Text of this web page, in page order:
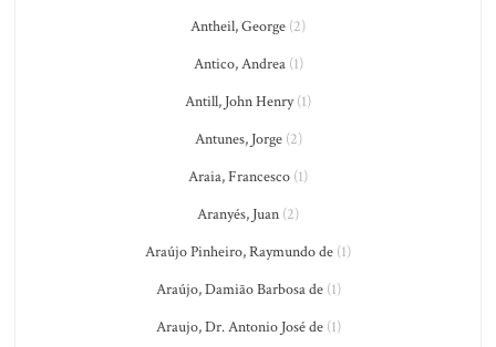
Antheil, George (2)
Antico, Andrea(1)
Antill, John Henry(1)
Antunes, Jorge(2)
Araia, Francesco (1)
Aranyés, Juan (2)
Araújo Pinheiro, Raymundo de (1)
Araújo, Damião Barbosa de(1)
Araujo, Dr. Antonio José de(1)